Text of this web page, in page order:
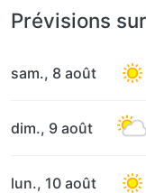
Prévisions
sam., 8 août
dim., 9 août
lun., 10 août